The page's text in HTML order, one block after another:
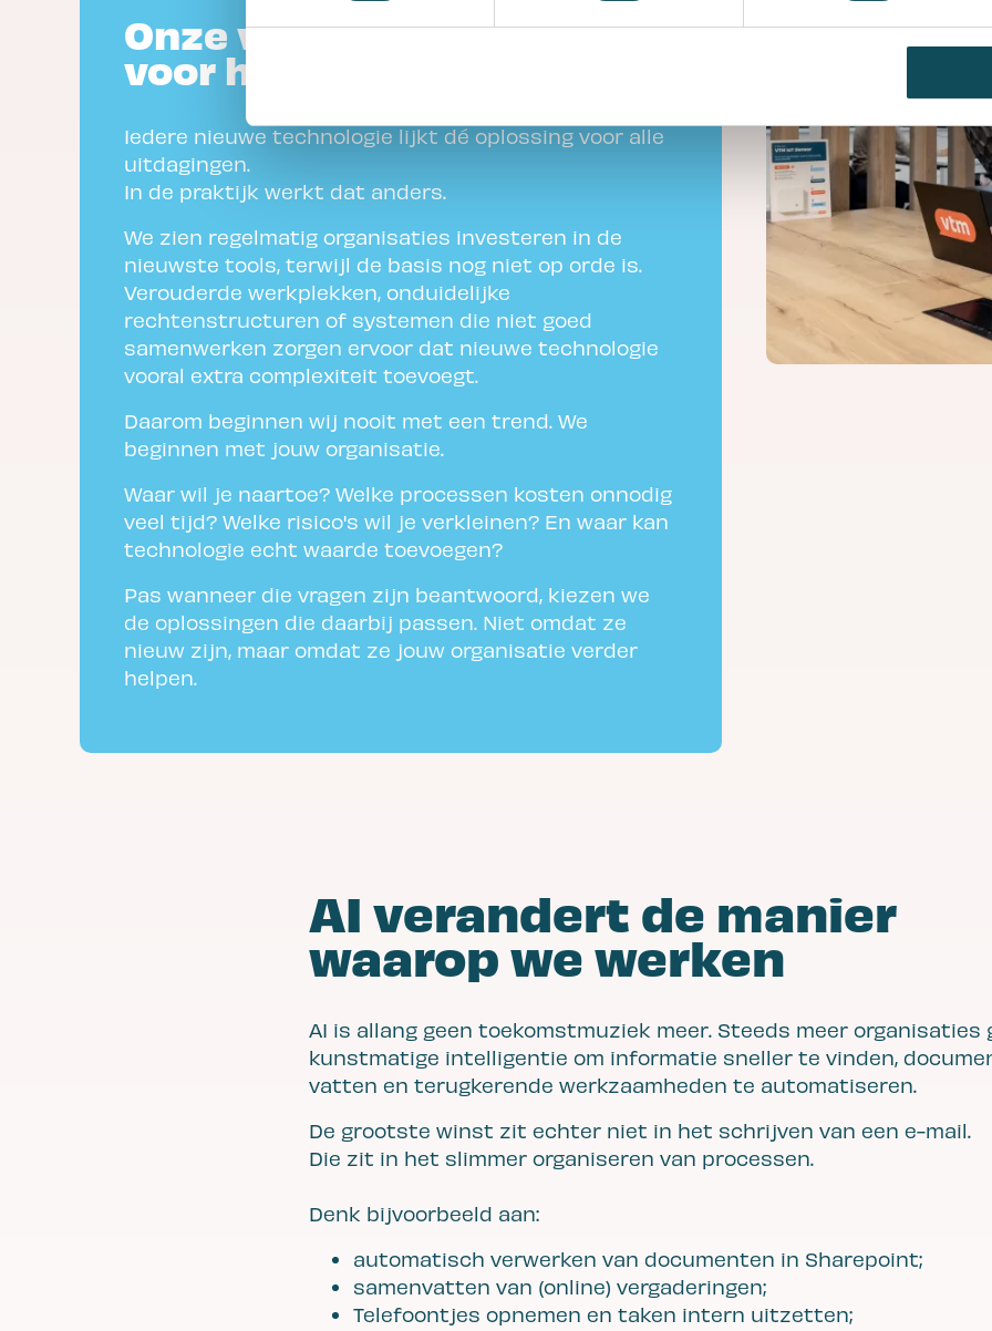
Onze visie op ICT trends
voor het MKB
Iedere nieuwe technologie lijkt dé oplossing voor alle
uitdagingen.
In de praktijk werkt dat anders.
We zien regelmatig organisaties investeren in de
nieuwste tools, terwijl de basis nog niet op orde is.
Verouderde werkplekken, onduidelijke
rechtenstructuren of systemen die niet goed
samenwerken zorgen ervoor dat nieuwe technologie
vooral extra complexiteit toevoegt.
Daarom beginnen wij nooit met een trend. We
beginnen met jouw organisatie.
Waar wil je naartoe? Welke processen kosten onnodig
veel tijd? Welke risico's wil je verkleinen? En waar kan
technologie echt waarde toevoegen?
Pas wanneer die vragen zijn beantwoord, kiezen we
de oplossingen die daarbij passen. Niet omdat ze
nieuw zijn, maar omdat ze jouw organisatie verder
helpen.
AI verandert de manier
waarop we werken
AI is allang geen toekomstmuziek meer. Steeds meer organisaties
kunstmatige intelligentie om informatie sneller te vinden,
vatten en terugkerende werkzaamheden te automatiseren.
De grootste winst zit echter niet in het schrijven van een e-mail.
Die zit in het slimmer organiseren van processen.
Denk bijvoorbeeld aan:
automatisch verwerken van documenten in Sharepoint;
samenvatten van (online) vergaderingen;
Telefoontjes opnemen en taken intern uitzetten;